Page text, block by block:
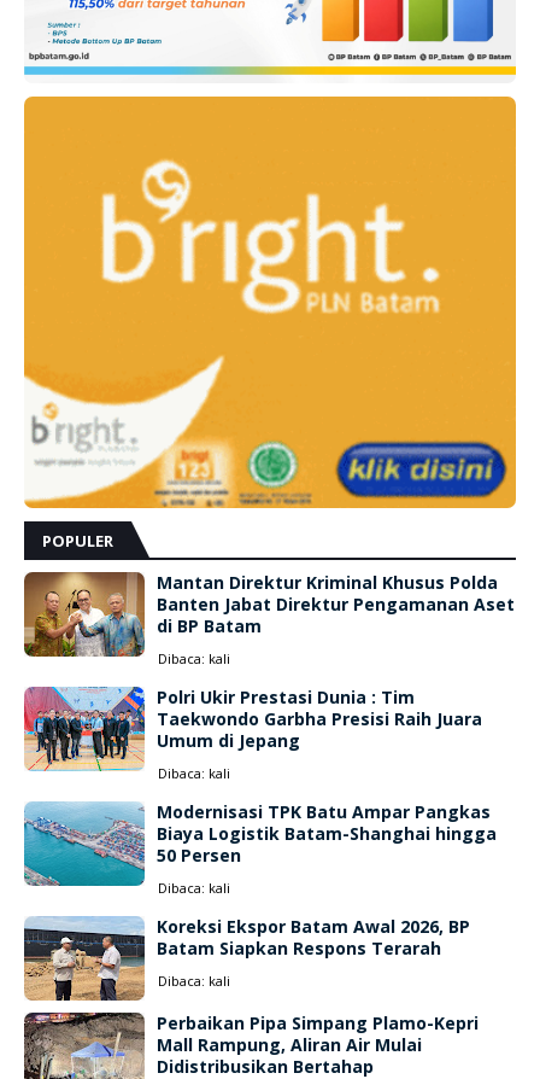
POPULER
Mantan Direktur Kriminal Khusus Polda
Banten Jabat Direktur Pengamanan Aset
di BP Batam
Dibaca: kali
Polri Ukir Prestasi Dunia : Tim
Taekwondo Garbha Presisi Raih Juara
Umum di Jepang
Dibaca: kali
Modernisasi TPK Batu Ampar Pangkas
Biaya Logistik Batam-Shanghai hingga
50 Persen
Dibaca: kali
Koreksi Ekspor Batam Awal 2026, BP
Batam Siapkan Respons Terarah
Dibaca: kali
Perbaikan Pipa Simpang Plamo-Kepri
Mall Rampung, Aliran Air Mulai
Didistribusikan Bertahap